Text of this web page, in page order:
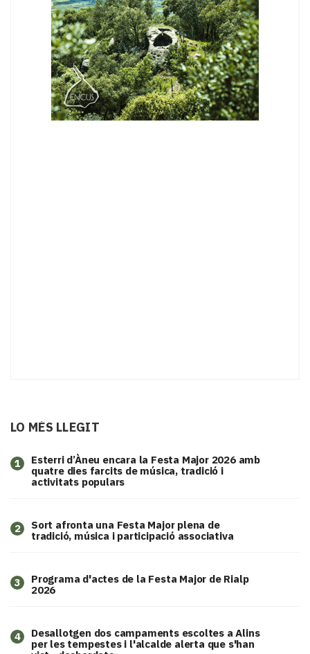
LO MÉS LLEGIT
1
Esterri d’Àneu encara la Festa Major 2026 amb
quatre dies farcits de música, tradició i
activitats populars
2
Sort afronta una Festa Major plena de
tradició, música i participació associativa
3
Programa d'actes de la Festa Major de Rialp
2026
4
​Desallotgen dos campaments escoltes a Alins
per les tempestes i l'alcalde alerta que s'han